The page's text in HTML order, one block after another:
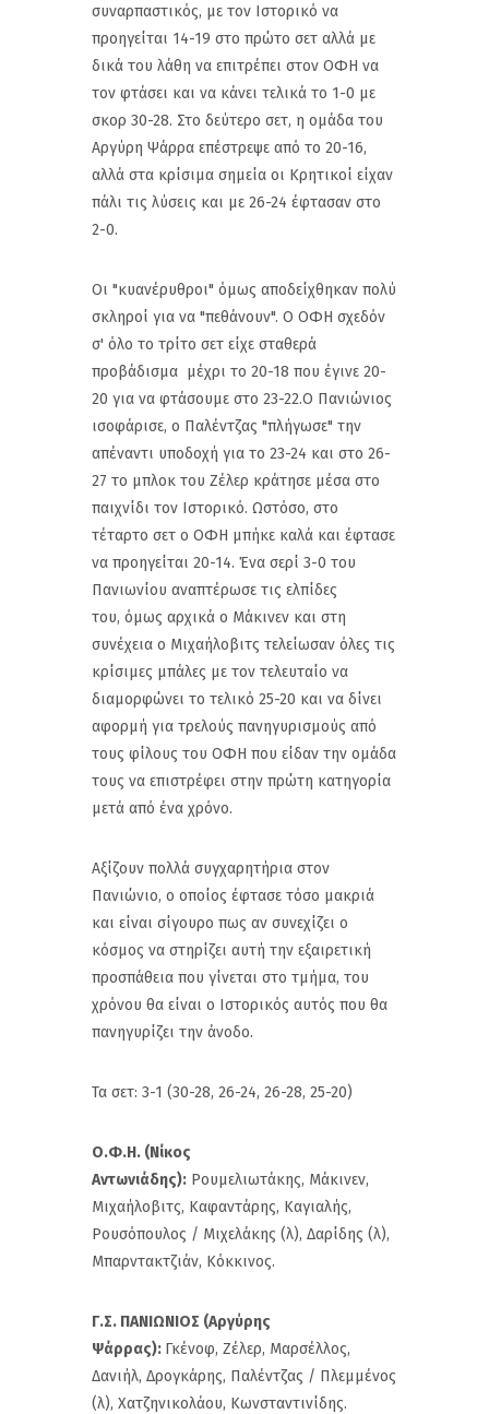
συναρπαστικός, με τον Ιστορικό να
προηγείται 14-19 στο πρώτο σετ αλλά με
δικά του λάθη να επιτρέπει στον ΟΦΗ να
τον φτάσει και να κάνει τελικά το 1-0 με
σκορ 30-28. Στο δεύτερο σετ, η ομάδα του
Αργύρη Ψάρρα επέστρεψε από το 20-16,
αλλά στα κρίσιμα σημεία οι Κρητικοί είχαν
πάλι τις λύσεις και με 26-24 έφτασαν στο
2-0.
Οι "κυανέρυθροι" όμως αποδείχθηκαν πολύ
σκληροί για να "πεθάνουν". Ο ΟΦΗ σχεδόν
σ' όλο το τρίτο σετ είχε σταθερά
προβάδισμα μέχρι το 20-18 που έγινε 20-
20 για να φτάσουμε στο 23-22.Ο Πανιώνιος
ισοφάρισε, ο Παλέντζας "πλήγωσε" την
απέναντι υποδοχή για το 23-24 και στο 26-
27 το μπλοκ του Ζέλερ κράτησε μέσα στο
παιχνίδι τον Ιστορικό. Ωστόσο, στο
τέταρτο σετ ο ΟΦΗ μπήκε καλά και έφτασε
να προηγείται 20-14. Ένα σερί 3-0 του
Πανιωνίου αναπτέρωσε τις ελπίδες
του, όμως αρχικά ο Μάκινεν και στη
συνέχεια ο Μιχαήλοβιτς τελείωσαν όλες τις
κρίσιμες μπάλες με τον τελευταίο να
διαμορφώνει το τελικό 25-20 και να δίνει
αφορμή για τρελούς πανηγυρισμούς από
τους φίλους του ΟΦΗ που είδαν την ομάδα
τους να επιστρέφει στην πρώτη κατηγορία
μετά από ένα χρόνο.
Αξίζουν πολλά συγχαρητήρια στον
Πανιώνιο, ο οποίος έφτασε τόσο μακριά
και είναι σίγουρο πως αν συνεχίζει ο
κόσμος να στηρίζει αυτή την εξαιρετική
προσπάθεια που γίνεται στο τμήμα, του
χρόνου θα είναι ο Ιστορικός αυτός που θα
πανηγυρίζει την άνοδο.
Τα σετ: 3-1 (30-28, 26-24, 26-28, 25-20)
Ο.Φ.Η. (Νίκος
Αντωνιάδης): Ρουμελιωτάκης, Μάκινεν,
Μιχαήλοβιτς, Καφαντάρης, Καγιαλής,
Ρουσόπουλος / Μιχελάκης (λ), Δαρίδης (λ),
Μπαρντακτζιάν, Κόκκινος.
Γ.Σ. ΠΑΝΙΩΝΙΟΣ (Αργύρης
Ψάρρας): Γκένοφ, Ζέλερ, Μαρσέλλος,
Δανιήλ, Δρογκάρης, Παλέντζας / Πλεμμένος
(λ), Χατζηνικολάου, Κωνσταντινίδης.